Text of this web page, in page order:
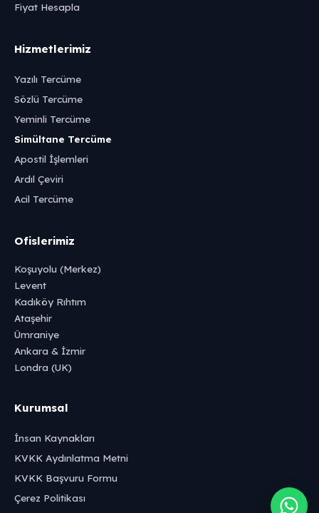
Fiyat Hesapla
Hizmetlerimiz
Yazılı Tercüme
Sözlü Tercüme
Yeminli Tercüme
Simültane Tercüme
Apostil İşlemleri
Ardıl Çeviri
Acil Tercüme
Ofislerimiz
Koşuyolu (Merkez)
Levent
Kadıköy Rıhtım
Ataşehir
Ümraniye
Ankara & İzmir
Londra (UK)
Kurumsal
İnsan Kaynakları
KVKK Aydınlatma Metni
KVKK Başvuru Formu
Çerez Politikası